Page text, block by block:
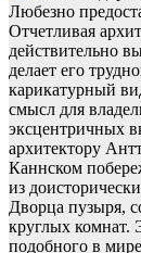
Любезно
Отчетливая
действительно
делает его
карикатурный
смысл для
эксцентричных
архитектору
Каннском
из
Дворца пузыря,
круглых комнат.
подобного в